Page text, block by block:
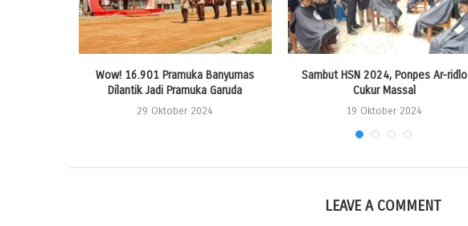
Wow! 16.901 Pramuka Banyumas
Dilantik Jadi Pramuka Garuda
29 Oktober 2024
Sambut HSN 2024, Ponpes Ar-ridlo
Cukur Massal
19 Oktober 2024
LEAVE A COMMENT